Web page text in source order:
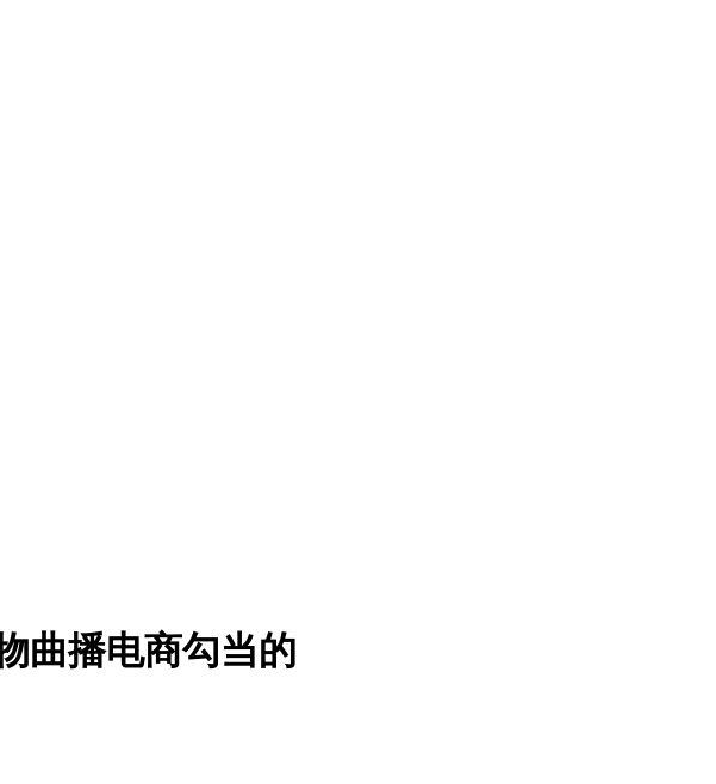
曲播电商勾当的